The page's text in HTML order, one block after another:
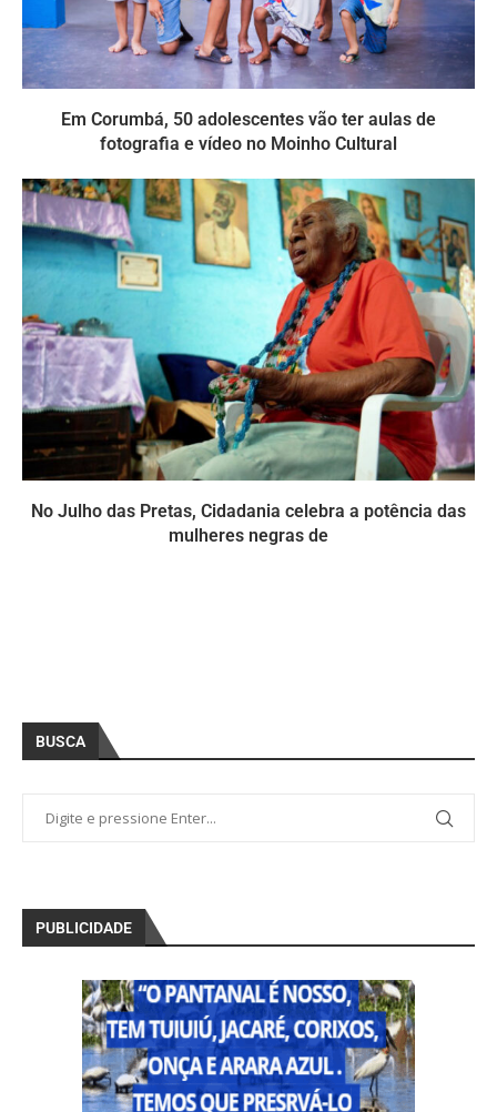
Em Corumbá, 50 adolescentes vão ter aulas de
fotografia e vídeo no Moinho Cultural
No Julho das Pretas, Cidadania celebra a potência das
mulheres negras de
BUSCA
PUBLICIDADE